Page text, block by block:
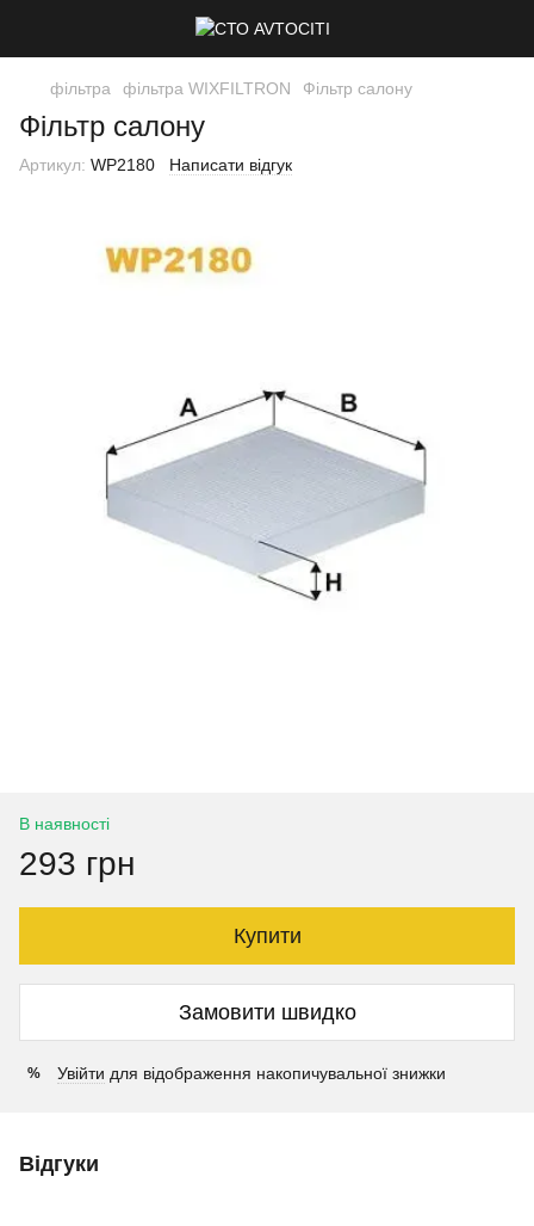
фільтра фільтра WIXFILTRON Фільтр салону
Фільтр салону
Артикул: WP2180 Написати відгук
В наявності
293 грн
Купити
Замовити швидко
% Увійти для відображення накопичувальної знижки
Відгуки